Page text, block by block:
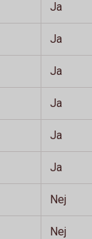
Ja
Ja
Ja
Ja
Ja
Ja
Nej
Nej